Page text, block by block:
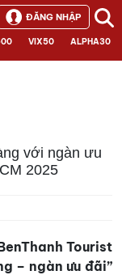
VIX50 ALPHA30
ĐĂNG NHẬP
với ngàn ưu
2025
Tourist
– ngàn ưu đãi”